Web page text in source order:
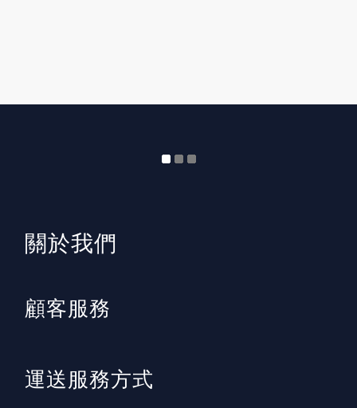
​關於我們
顧客服務
運送服務方式